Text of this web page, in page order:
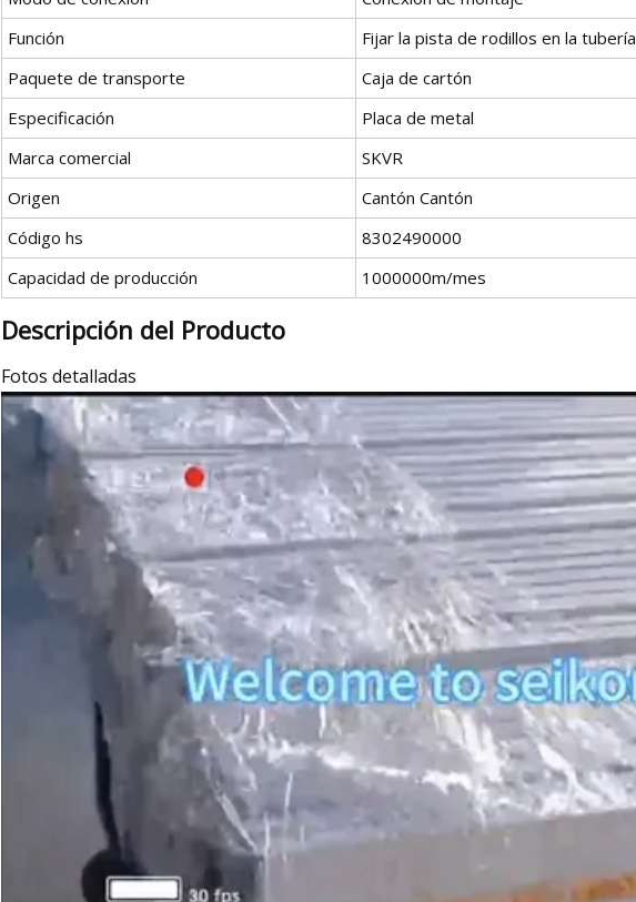
Función
Fijar la pista de rodillos en la tubería
Paquete de transporte
Caja de cartón
Especificación
Placa de metal
Marca comercial
SKVR
Origen
Cantón Cantón
Código hs
8302490000
Capacidad de producción
1000000m/mes
Descripción del Producto
Fotos detalladas